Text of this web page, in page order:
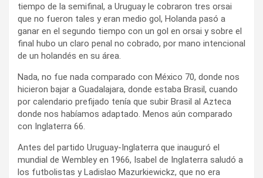
tiempo de la semifinal, a Uruguay le cobraron tres orsai
que no fueron tales y eran medio gol, Holanda pasó a
ganar en el segundo tiempo con un gol en orsai y sobre el
final hubo un claro penal no cobrado, por mano intencional
de un holandés en su área.
Nada, no fue nada comparado con México 70, donde nos
hicieron bajar a Guadalajara, donde estaba Brasil, cuando
por calendario prefijado tenía que subir Brasil al Azteca
donde nos habíamos adaptado. Menos aún comparado
con Inglaterra 66.
Antes del partido Uruguay-Inglaterra que inauguró el
mundial de Wembley en 1966, Isabel de Inglaterra saludó a
los futbolistas y Ladislao Mazurkiewickz, que no era